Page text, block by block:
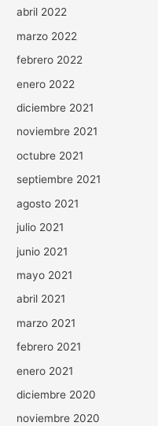
abril 2022
marzo 2022
febrero 2022
enero 2022
diciembre 2021
noviembre 2021
octubre 2021
septiembre 2021
agosto 2021
julio 2021
junio 2021
mayo 2021
abril 2021
marzo 2021
febrero 2021
enero 2021
diciembre 2020
noviembre 2020